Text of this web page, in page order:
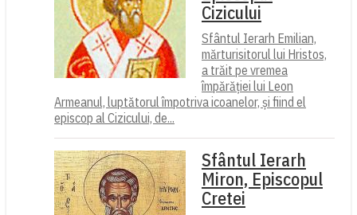
Cizicului
Sfântul Ierarh Emilian,
mărturisitorul lui Hristos,
a trăit pe vremea
împărăției lui Leon
Armeanul, luptătorul împotriva icoanelor, și fiind el
episcop al Cizicului, de...
Sfântul Ierarh
Miron, Episcopul
Cretei